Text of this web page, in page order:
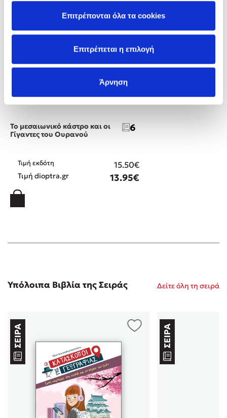
Επιτρέπονται όλα τα cookies
Επιτρέπεται η επιλογή
Άρνηση
Άννα Κοντολέων
Το μεσαιωνικό κάστρο και οι
Γίγαντες του Ουρανού
6
Τιμή εκδότη 15.50€
Τιμή dioptra.gr 13.95€
Υπόλοιπα Βιβλία της Σειράς Δείτε όλη τη σειρά